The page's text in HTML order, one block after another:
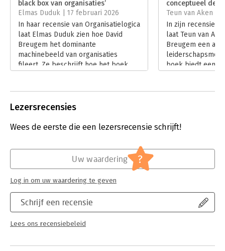
Hoofdrubriek: Organisatiekunde
black box van organisaties’
Elmas Duduk | 17 februari 2026
In haar recensie van Organisatielogica
laat Elmas Duduk zien hoe David
Breugem het dominante
machinebeeld van organisaties
fileert. Ze beschrijft hoe het boek
logica’s in het systeem zelf – en
Lees verder
conceptueel
Teun van Aken |
In zijn recensie
laat Teun van
Breugem een
boek biedt een
Lezersrecensies
Wees de eerste die een lezersrecensie schrijft!
Schrijf een recensie
Lees ons recensiebeleid
Uw waardering ?
Log in om uw waardering te geven